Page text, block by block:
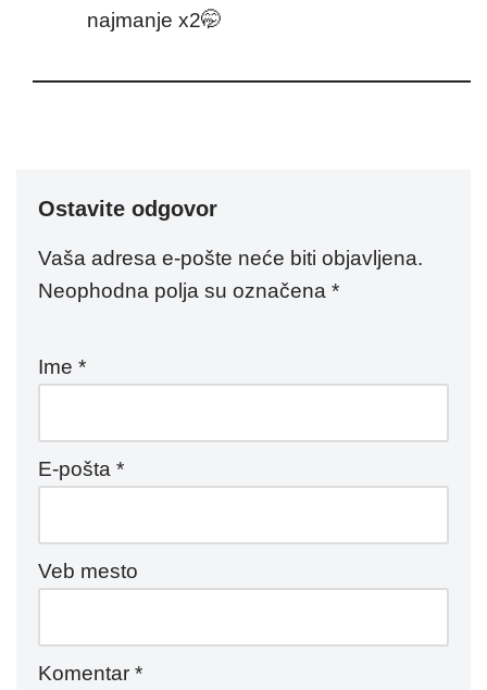
najmanje x2🤭
Ostavite odgovor
Vaša adresa e-pošte neće biti objavljena.
Neophodna polja su označena *
Ime *
E-pošta *
Veb mesto
Komentar *